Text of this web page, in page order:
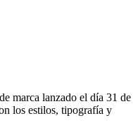
marca lanzado el día 31 de
los estilos, tipografía y